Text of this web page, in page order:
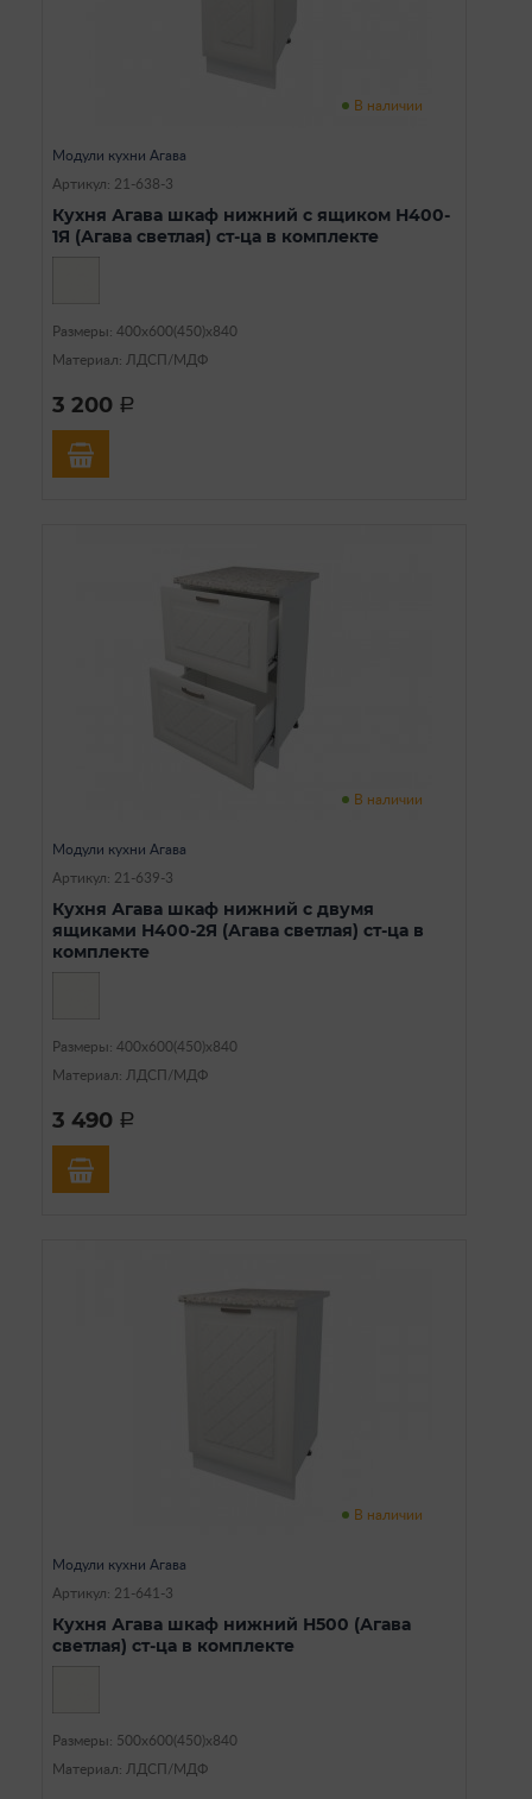
В наличии
Модули кухни Агава
Артикул: 21-638-3
Кухня Агава шкаф нижний с ящиком Н400-
1Я (Агава светлая) ст-ца в комплекте
Размеры: 400х600(450)х840
Материал: ЛДСП/МДФ
3 200 a
В наличии
Модули кухни Агава
Артикул: 21-639-3
Кухня Агава шкаф нижний с двумя
ящиками Н400-2Я (Агава светлая) ст-ца в
комплекте
Размеры: 400х600(450)х840
Материал: ЛДСП/МДФ
3 490 a
В наличии
Модули кухни Агава
Артикул: 21-641-3
Кухня Агава шкаф нижний Н500 (Агава
светлая) ст-ца в комплекте
Размеры: 500х600(450)х840
Материал: ЛДСП/МДФ